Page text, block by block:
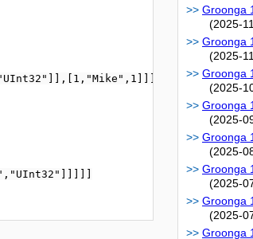
Groonga
(2025-
Groonga
(2025-
Groonga
(2025-
Groonga
(2025-
Groonga
(2025-
Groonga
(2025-
Groonga
(2025-
Groonga